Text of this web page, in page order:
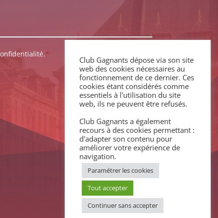
*
Club Gagnants dépose via son site
web des cookies nécessaires au
fonctionnement de ce dernier. Ces
cookies étant considérés comme
essentiels à l'utilisation du site
web, ils ne peuvent être refusés.
Club Gagnants a également
recours à des cookies permettant :
d'adapter son contenu pour
améliorer votre expérience de
navigation.
Paramétrer les cookies
Tout accepter
Continuer sans accepter